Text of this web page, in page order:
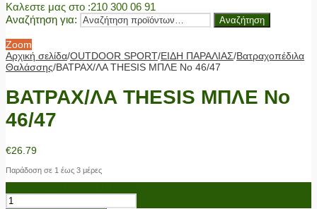
Καλεστε μας στο :210 300 06 91
Αναζήτηση για:
Αναζήτηση
Zoom
Αρχική σελίδα/OUTDOOR SPORT/ΕΙΔΗ ΠΑΡΑΛΙΑΣ/Βατραχοπέδιλα
Θαλάσσης/ΒΑΤΡΑΧ/ΛΑ THESIS ΜΠΛΕ No 46/47
ΒΑΤΡΑΧ/ΛΑ THESIS ΜΠΛΕ No
46/47
€26.79
Παράδοση σε 1 έως 3 μέρες